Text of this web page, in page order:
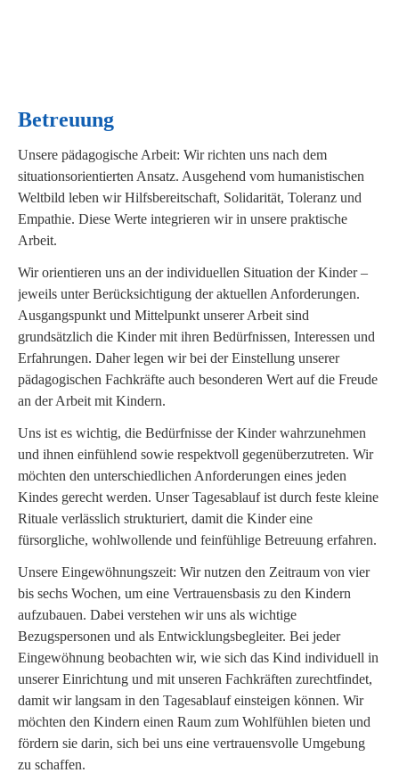
Betreuung
Unsere pädagogische Arbeit: Wir richten uns nach dem
situationsorientierten Ansatz. Ausgehend vom humanistischen
Weltbild leben wir Hilfsbereitschaft, Solidarität, Toleranz und
Empathie. Diese Werte integrieren wir in unsere praktische
Arbeit.
Wir orientieren uns an der individuellen Situation der Kinder –
jeweils unter Berücksichtigung der aktuellen Anforderungen.
Ausgangspunkt und Mittelpunkt unserer Arbeit sind
grundsätzlich die Kinder mit ihren Bedürfnissen, Interessen und
Erfahrungen. Daher legen wir bei der Einstellung unserer
pädagogischen Fachkräfte auch besonderen Wert auf die Freude
an der Arbeit mit Kindern.
Uns ist es wichtig, die Bedürfnisse der Kinder wahrzunehmen
und ihnen einfühlend sowie respektvoll gegenüberzutreten. Wir
möchten den unterschiedlichen Anforderungen eines jeden
Kindes gerecht werden. Unser Tagesablauf ist durch feste kleine
Rituale verlässlich strukturiert, damit die Kinder eine
fürsorgliche, wohlwollende und feinfühlige Betreuung erfahren.
Unsere Eingewöhnungszeit: Wir nutzen den Zeitraum von vier
bis sechs Wochen, um eine Vertrauensbasis zu den Kindern
aufzubauen. Dabei verstehen wir uns als wichtige
Bezugspersonen und als Entwicklungsbegleiter. Bei jeder
Eingewöhnung beobachten wir, wie sich das Kind individuell in
unserer Einrichtung und mit unseren Fachkräften zurechtfindet,
damit wir langsam in den Tagesablauf einsteigen können. Wir
möchten den Kindern einen Raum zum Wohlfühlen bieten und
fördern sie darin, sich bei uns eine vertrauensvolle Umgebung
zu schaffen.